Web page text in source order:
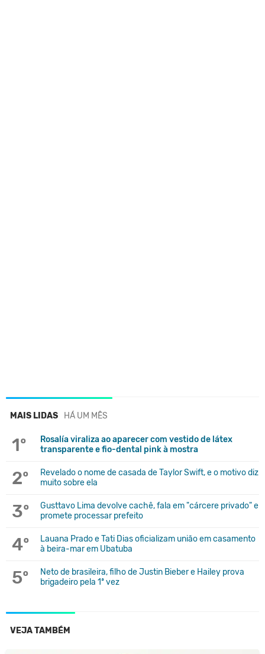
MAIS LIDAS HÁ UM MÊS
1º
Rosalía viraliza ao aparecer com vestido de látex
transparente e fio-dental pink à mostra
2º
Revelado o nome de casada de Taylor Swift, e o motivo diz
muito sobre ela
3º
Gusttavo Lima devolve cachê, fala em "cárcere privado" e
promete processar prefeito
4º
Lauana Prado e Tati Dias oficializam união em casamento
à beira-mar em Ubatuba
5º
Neto de brasileira, filho de Justin Bieber e Hailey prova
brigadeiro pela 1ª vez
VEJA TAMBÉM